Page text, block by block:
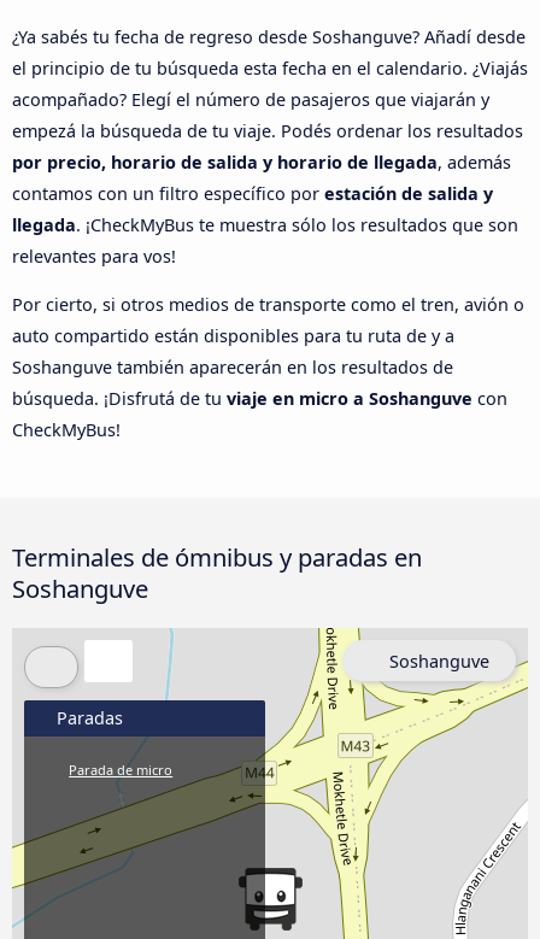
¿Ya sabés tu fecha de regreso desde Soshanguve? Añadí desde
el principio de tu búsqueda esta fecha en el calendario. ¿Viajás
acompañado? Elegí el número de pasajeros que viajarán y
empezá la búsqueda de tu viaje. Podés ordenar los resultados
por precio, horario de salida y horario de llegada, además
contamos con un filtro específico por estación de salida y
llegada. ¡CheckMyBus te muestra sólo los resultados que son
relevantes para vos!
Por cierto, si otros medios de transporte como el tren, avión o
auto compartido están disponibles para tu ruta de y a
Soshanguve también aparecerán en los resultados de
búsqueda. ¡Disfrutá de tu viaje en micro a Soshanguve con
CheckMyBus!
Terminales de ómnibus y paradas en
Soshanguve
Paradas
Parada de micro
Soshanguve